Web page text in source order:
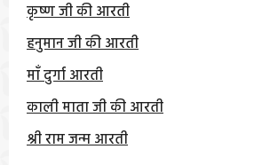
कृष्ण जी की आरती
हनुमान जी की आरती
माँ दुर्गा आरती
काली माता जी की आरती
श्री राम जन्म आरती